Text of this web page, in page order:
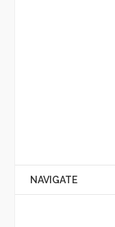
NAVIGATE